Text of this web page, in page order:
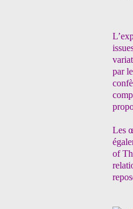
par
Les
of